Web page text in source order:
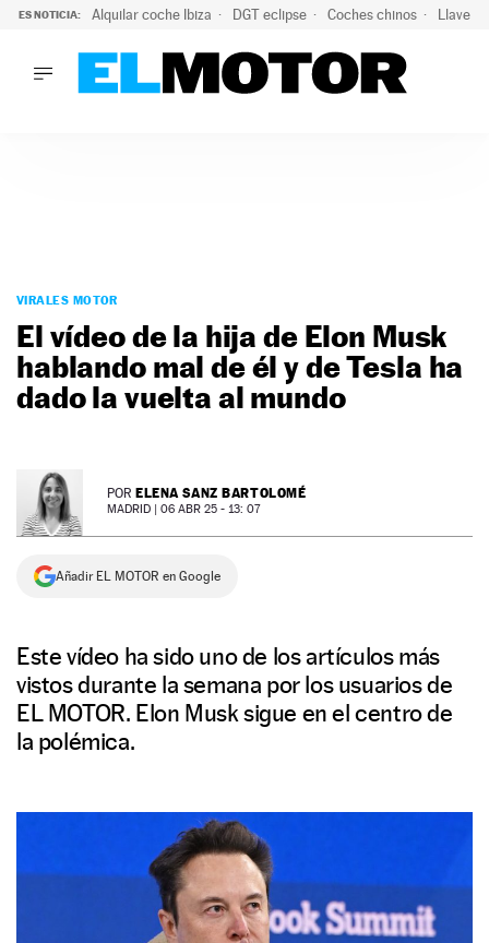
ES NOTICIA: Alquilar coche Ibiza DGT eclipse Coches chinos Llaves
PODCAST
MOTOS
TECNOLOGÍA
SUPERCOCHES
SERVICIOS
NEWSLETTER
SÍGUENOS
VIRALES MOTOR
El vídeo de la hija de Elon Musk
hablando mal de él y de Tesla ha
dado la vuelta al mundo
POR ELENA SANZ BARTOLOMÉ
MADRID | 06 ABR 25 - 13: 07
Añadir EL MOTOR en Google
Este vídeo ha sido uno de los artículos más
vistos durante la semana por los usuarios de
EL MOTOR. Elon Musk sigue en el centro de
la polémica.